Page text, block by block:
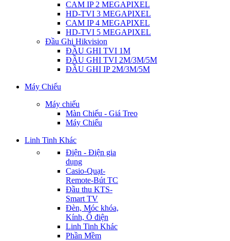
CAM IP 2 MEGAPIXEL
HD-TVI 3 MEGAPIXEL
CAM IP 4 MEGAPIXEL
HD-TVI 5 MEGAPIXEL
Đầu Ghi Hikvision
ĐẦU GHI TVI 1M
ĐẦU GHI TVI 2M/3M/5M
ĐẦU GHI IP 2M/3M/5M
Máy Chiếu
Máy chiếu
Màn Chiếu - Giá Treo
Máy Chiếu
Linh Tinh Khác
Điện - Điện gia
dụng
Casio-Quạt-
Remote-Bút TC
Đầu thu KTS-
Smart TV
Đèn, Móc khóa,
Kính, Ổ điện
Linh Tinh Khác
Phần Mềm